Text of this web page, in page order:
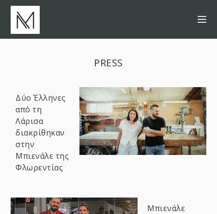
PRESS
Δύο Έλληνες
από τη
Λάρισα
διακρίθηκαν
στην
Μπιενάλε της
Φλωρεντίας
Μπιενάλε